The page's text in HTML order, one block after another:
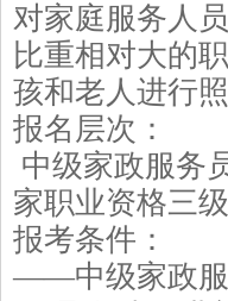
对家庭服务人
比重相对大的
孩和老人进行
报名层次：
中级家政服务
家职业资格三级
报考条件：
——中级家政服